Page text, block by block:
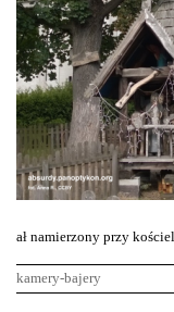
ał namierzony przy
kamery-bajery